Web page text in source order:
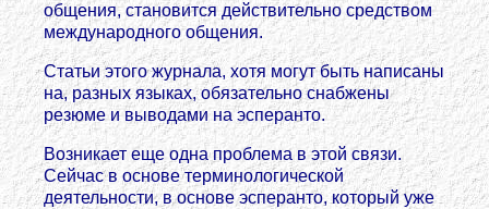
общения, становится действительно средством
международного общения.
Статьи этого журнала, хотя могут быть написаны
на, разных языках, обязательно снабжены
резюме и выводами на эсперанто.
Возникает еще одна проблема в этой связи.
Сейчас в основе терминологической
деятельности, в основе эсперанто, который уже